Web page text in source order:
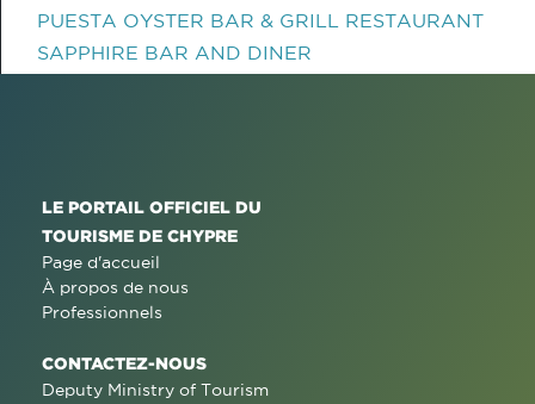
PUESTA OYSTER BAR & GRILL RESTAURANT
SAPPHIRE BAR AND DINER
LE PORTAIL OFFICIEL DU
TOURISME DE CHYPRE
Page d'accueil
À propos de nous
Professionnels
CONTACTEZ-NOUS
Deputy Ministry of Tourism